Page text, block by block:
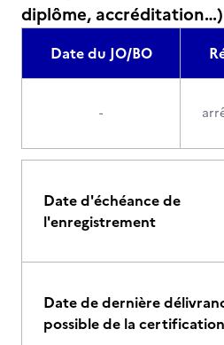
diplôme,
Date du JO/BO
-
Date d'échéance de
l'enregistrement
Date de dernière
possible de la certification